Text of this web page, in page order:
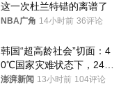
这一次杜兰特错的离谱了
NBA广角 14小时前 36评论
韩国“超高龄社会”切面：4
0℃国家灾难状态下，2400
名首尔老人还在巷子里收废
澎湃新闻 13小时前 104评论